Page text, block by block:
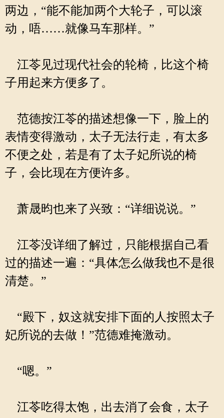
两边，“能不能加两个大轮子，可以滚
动，唔……就像马车那样。”
江苓见过现代社会的轮椅，比这个椅
子用起来方便多了。
范德按江苓的描述想像一下，脸上的
表情变得激动，太子无法行走，有太多
不便之处，若是有了太子妃所说的椅
子，会比现在方便许多。
萧晟昀也来了兴致：“详细说说。”
江苓没详细了解过，只能根据自己看
过的描述一遍：“具体怎么做我也不是很
清楚。”
“殿下，奴这就安排下面的人按照太子
妃所说的去做！”范德难掩激动。
“嗯。”
江苓吃得太饱，出去消了会食，太子